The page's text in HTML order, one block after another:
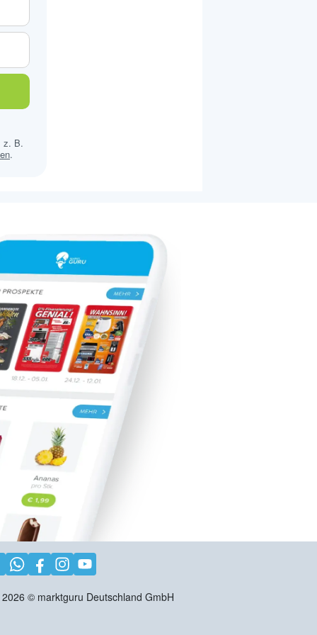
z. B.
.
2026 © marktguru Deutschland GmbH